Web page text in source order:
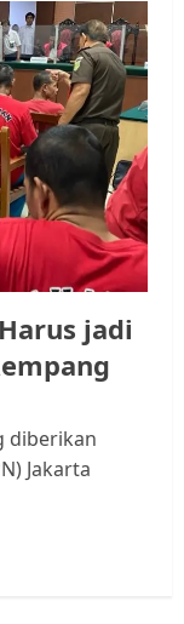
jadi
diberikan
Jakarta
Warga
Lahan Mereka
Rakyat
Ajukan
Wali Kota
yang
BP Batam
Tanah